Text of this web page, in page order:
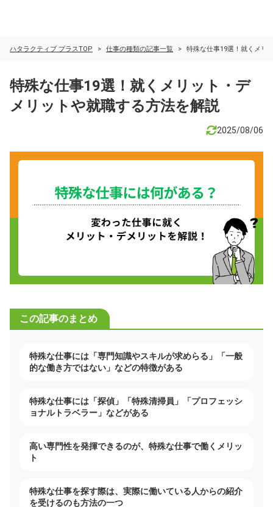
ハタラクティブ プラスTOP 仕事の種類の記事一覧 特殊な仕事19選！就くメリ
特殊な仕事19選！就くメリット・デ
メリットや就職する方法を解説
2025/08/06
この記事のまとめ
特殊な仕事には「専門知識やスキルが求めらる」「一般
的な働き方ではない」などの特徴がある
特殊な仕事には「探偵」「特殊清掃員」「プロフェッシ
ョナルトラベラー」などがある
高い専門性を発揮できるのが、特殊な仕事で働くメリッ
ト
特殊な仕事を探す際は、実際に働いている人からの紹介
を受けるのも方法の一つ